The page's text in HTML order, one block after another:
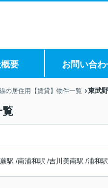
要 お問い合わ
の居住用【賃貸】物件一覧 東武
覧
蕨駅 /南浦和駅 /吉川美南駅 /浦和駅